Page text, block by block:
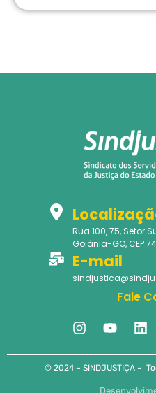
Rua 100, 75, Setor
Goiânia-GO, CEP
E-mail
Fale
© 2024 – SINDJUSTIÇA –